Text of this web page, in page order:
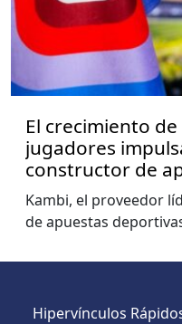
El crecimiento
jugadores
constructor de
niveles, muestra
del Mundo de
Kambi, el proveedor
de apuestas
Hipervínculos